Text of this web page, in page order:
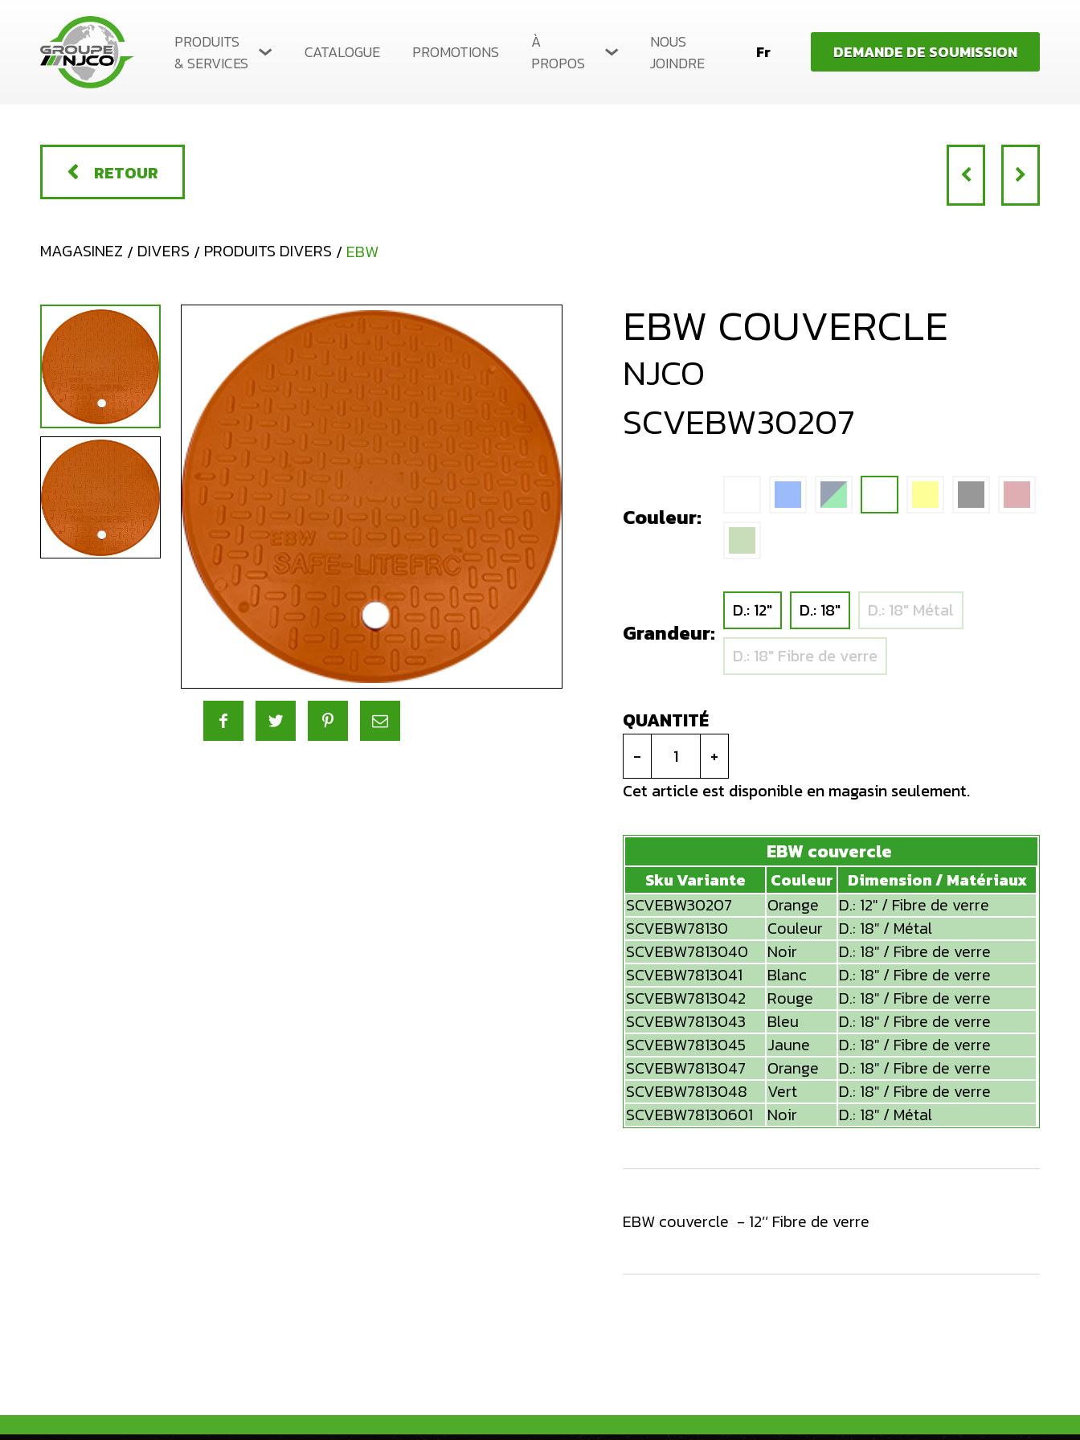
PRODUITS
& SERVICES
SERVICE D’INSTALLATION
BALANCE EMBARQUÉE POUR CAMION
CATALOGUE PROMOTIONS
À
PROPOS
NOUS
JOINDRE
Fr DEMANDE DE SOUMISSION
RETOUR
MAGASINEZ DIVERS PRODUITS DIVERS EBW
EBW COUVERCLE
NJCO
SCVEBW30207
Couleur:
Grandeur:
D.: 12" D.: 18"
D.: 18" Métal
D.: 18" Fibre de verre
QUANTITÉ
-
+
Cet article est disponible en magasin seulement.
EBW couvercle
Sku Variante Couleur
Dimension / Matériaux
SCVEBW30207
Orange
D.: 12" / Fibre de verre
SCVEBW78130
Couleur
D.: 18" / Métal
SCVEBW7813040
Noir
D.: 18" / Fibre de verre
SCVEBW7813041
Blanc
D.: 18" / Fibre de verre
SCVEBW7813042
Rouge
D.: 18" / Fibre de verre
SCVEBW7813043
Bleu
D.: 18" / Fibre de verre
SCVEBW7813045
Jaune
D.: 18" / Fibre de verre
SCVEBW7813047
Orange
D.: 18" / Fibre de verre
SCVEBW7813048
Vert
D.: 18" / Fibre de verre
SCVEBW78130601
Noir D.: 18" / Métal
EBW couvercle - 12’’ Fibre de verre